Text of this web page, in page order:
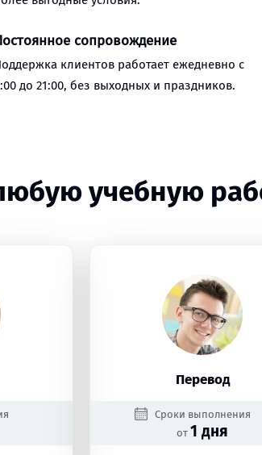
сопровождение
клиентов работает ежедневно с
до 21:00, без выходных и праздников.
учебную
Перевод
Сроки выполнения
от 1 дня